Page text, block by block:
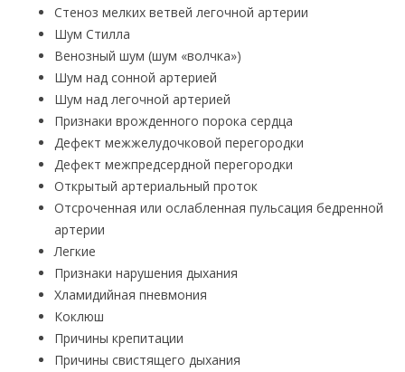
Стеноз мелких ветвей легочной артерии
Шум Стилла
Венозный шум (шум «волчка»)
Шум над сонной артерией
Шум над легочной артерией
Признаки врожденного порока сердца
Дефект межжелудочковой перегородки
Дефект межпредсердной перегородки
Открытый артериальный проток
Отсроченная или ослабленная пульсация бедренной
артерии
Легкие
Признаки нарушения дыхания
Хламидийная пневмония
Коклюш
Причины крепитации
Причины свистящего дыхания